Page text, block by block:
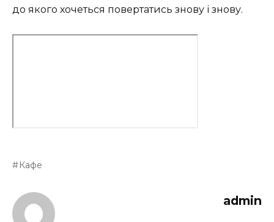
до якого хочеться повертатись знову і знову.
Кафе
admin